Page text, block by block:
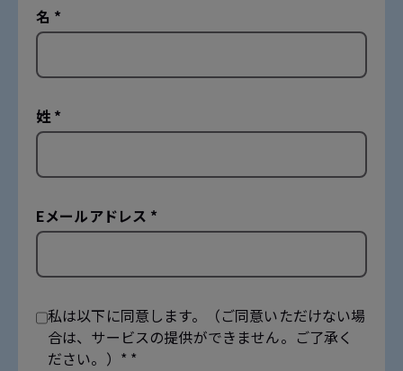
名 *
姓 *
Eメールアドレス *
私は以下に同意します。（ご同意いただけない場
合は、サービスの提供ができません。ご了承く
ださい。）* *